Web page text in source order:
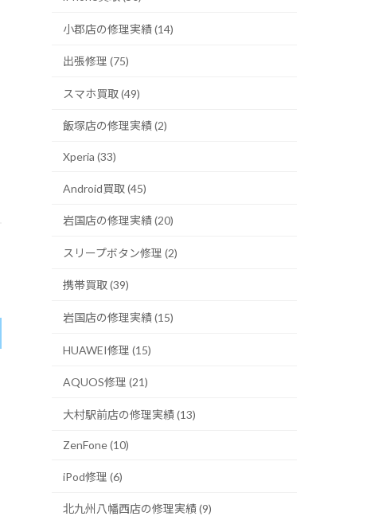
小郡店の修理実績 (14)
出張修理 (75)
スマホ買取 (49)
飯塚店の修理実績 (2)
Xperia (33)
Android買取 (45)
岩国店の修理実績 (20)
スリープボタン修理 (2)
携帯買取 (39)
岩国店の修理実績 (15)
HUAWEI修理 (15)
AQUOS修理 (21)
大村駅前店の修理実績 (13)
ZenFone (10)
iPod修理 (6)
北九州八幡西店の修理実績 (9)